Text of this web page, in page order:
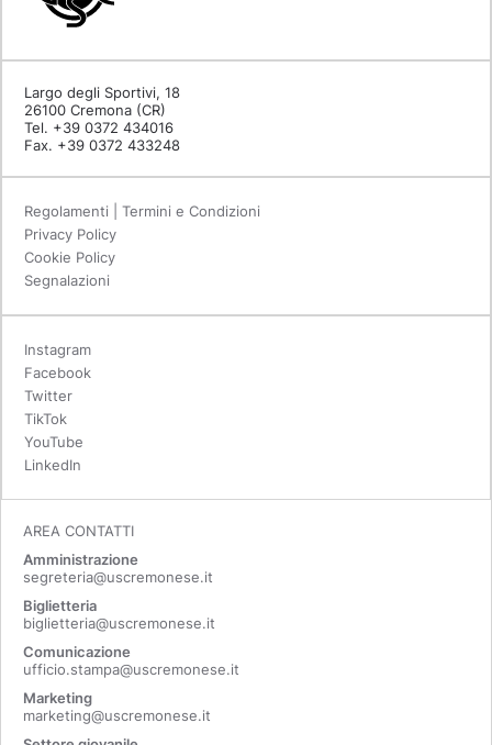
Largo degli Sportivi, 18
26100 Cremona (CR)
Tel. +39 0372 434016
Fax. +39 0372 433248
Regolamenti | Termini e Condizioni
Privacy Policy
Cookie Policy
Segnalazioni
Instagram
Facebook
Twitter
TikTok
YouTube
LinkedIn
AREA CONTATTI
Amministrazione
segreteria@uscremonese.it
Biglietteria
biglietteria@uscremonese.it
Comunicazione
ufficio.stampa@uscremonese.it
Marketing
marketing@uscremonese.it